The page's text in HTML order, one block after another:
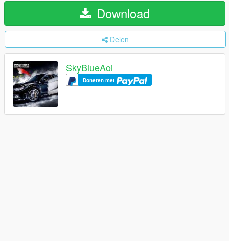
Download
Delen
SkyBlueAoi
Doneren met